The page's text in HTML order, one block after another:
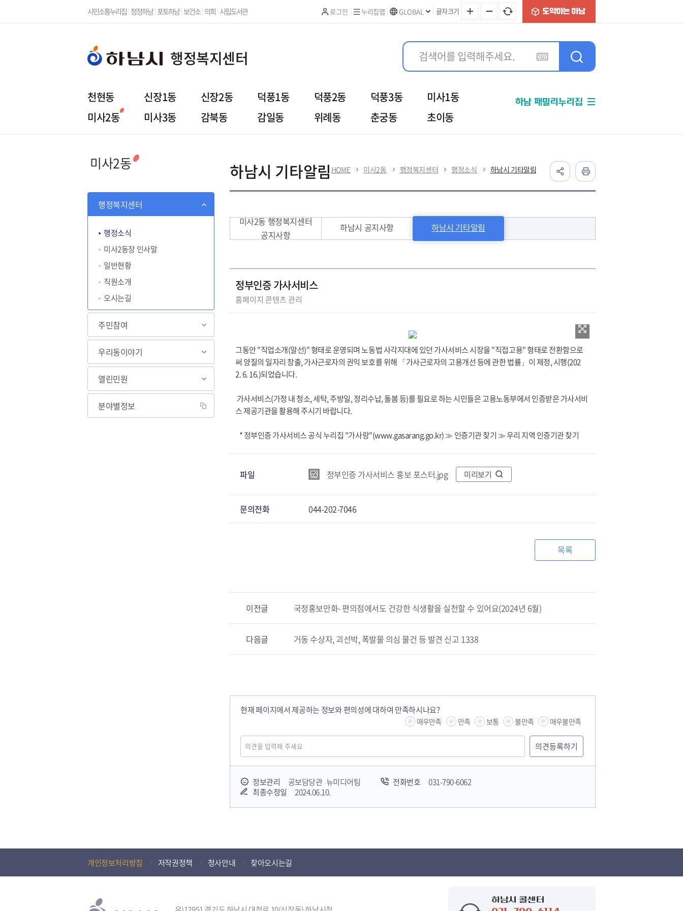
본문 바로가기
시민소통누리집 청정하남 포토하남 보건소 의회 시립도서관 로그인 누리집맵 GLOBAL 글자크기
행정복지센터
천현동 신장1동 신장2동 덕풍1동 덕풍2동 덕풍3동
미사1동
미사2동
행정복지센터
미사3동 감북동 감일동 위례동 춘궁동 초이동
하남 패밀리누리집
미사2동
행정복지센터
행정소식
미사2동장 인사말
일반현황
직원소개
오시는길
주민참여
우리동이야기
열린민원
분야별정보
하남시 기타알림 HOME 미사2동 행정복지센터 행정소식 하남시 기타알림
미사2동 행정복지센터
공지사항
하남시 공지사항 하남시 기타알림
정부인증 가사서비스
홈페이지 콘텐츠 관리
그동안 "직업소개(알선)" 형태로 운영되며 노동법 사각지대에 있던 가사서비스 시장을 "직접고용" 형태로 전환함으로
써 양질의 일자리 창출, 가사근로자의 권익 보호를 위해 「가사근로자의 고용개선 등에 관한 법률」이 제정, 시행(202
2. 6. 16.)되었습니다.
가사서비스(가정 내 청소, 세탁, 주방일, 정리수납, 돌봄 등)를 필요로 하는 시민들은 고용노동부에서 인증받은 가사서비
스 제공기관을 활용해 주시기 바랍니다.
* 정부인증 가사서비스 공식 누리집 "가사랑"(www.gasarang.go.kr) ≫ 인증기관 찾기 ≫ 우리 지역 인증기관 찾기
파일 정부인증 가사서비스 홍보 포스터.jpg 미리보기
문의전화 044-202-7046
목록
이전글 국정홍보만화- 편의점에서도 건강한 식생활을 실천할 수 있어요(2024년 6월)
다음글 거동 수상자, 괴선박, 폭발물 의심 물건 등 발견 신고 1338
현재 페이지에서 제공하는 정보와 편의성에 대하여 만족하시나요?
매우만족 만족 보통 불만족 매우불만족
정보관리 공보담당관 뉴미디어팀 전화번호
031-790-6062
최종수정일
2024.06.10.
개인정보처리방침 저작권정책 청사안내 찾아오시는길
하남시 콜센터